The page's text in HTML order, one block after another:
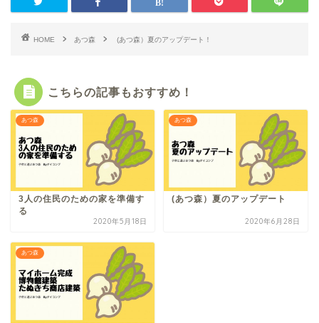
HOME あつ森 (あつ森）夏のアップデート！
こちらの記事もおすすめ！
あつ森
3人の住民のための家を準備す
る
2020年5月18日
あつ森
(あつ森）夏のアップデート
2020年6月28日
あつ森